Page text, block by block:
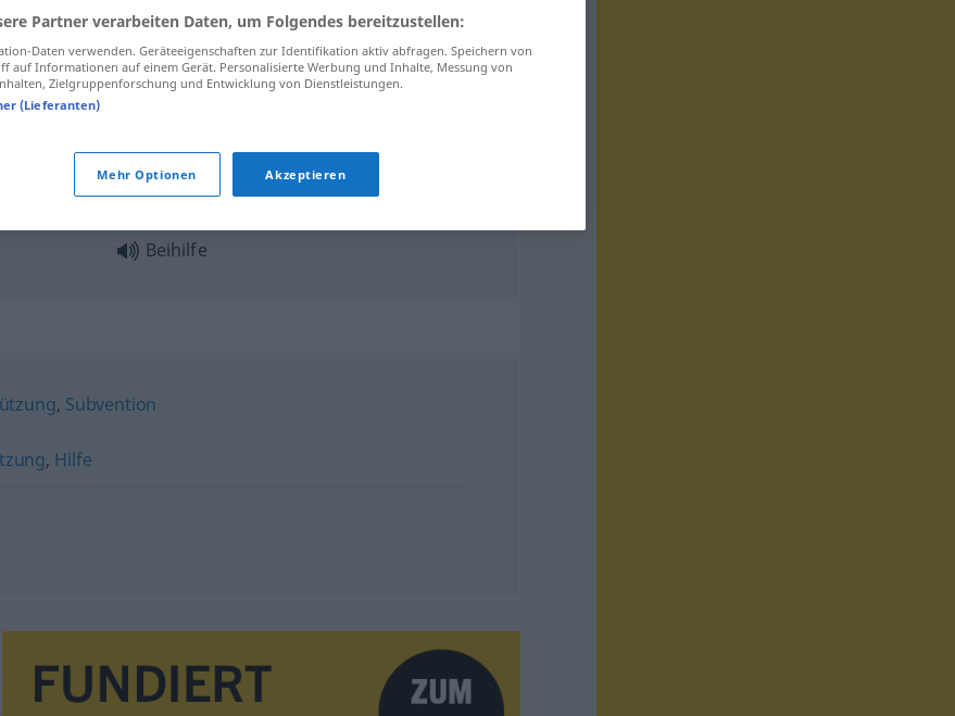
Beihilfebesondersstaatliche
Beihilfe
Beihilfe
, Subvention
, Hilfe
Partner verarbeiten Daten, um Folgendes bereitzustellen:
Daten verwenden. Geräteeigenschaften zur Identifikation aktiv abfragen. Speichern von
auf Informationen auf einem Gerät. Personalisierte Werbung und Inhalte, Messung von
Zielgruppenforschung und Entwicklung von Dienstleistungen.
(Lieferanten)
Mehr Optionen Akzeptieren